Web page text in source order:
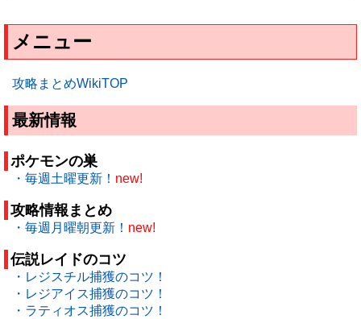
メニュー
攻略まとめWikiTOP
最新情報
ポケモンの巣
・毎週土曜更新！ new!
攻略情報まとめ
・毎週月曜朝更新！ new!
伝説レイドのコツ
・レジスチル捕獲のコツ！
・レジアイス捕獲のコツ！
・ラティオス捕獲のコツ！